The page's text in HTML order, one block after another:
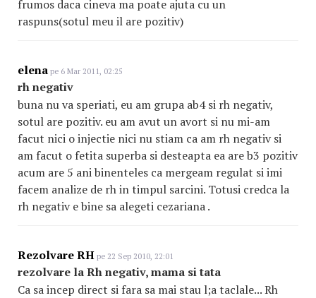
frumos daca cineva ma poate ajuta cu un
raspuns(sotul meu il are pozitiv)
elena pe 6 Mar 2011, 02:25
rh negativ
buna nu va speriati, eu am grupa ab4 si rh negativ,
sotul are pozitiv. eu am avut un avort si nu mi-am
facut nici o injectie nici nu stiam ca am rh negativ si
am facut o fetita superba si desteapta ea are b3 pozitiv
acum are 5 ani binenteles ca mergeam regulat si imi
facem analize de rh in timpul sarcini. Totusi credca la
rh negativ e bine sa alegeti cezariana .
Rezolvare RH pe 22 Sep 2010, 22:01
rezolvare la Rh negativ, mama si tata
Ca sa incep direct si fara sa mai stau l;a taclale... Rh